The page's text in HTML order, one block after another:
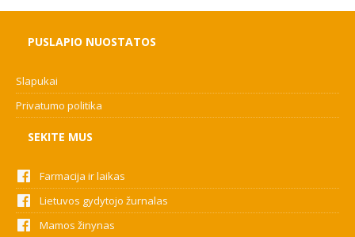
PUSLAPIO NUOSTATOS
Slapukai
Privatumo politika
SEKITE MUS
Farmacija ir laikas
Lietuvos gydytojo žurnalas
Mamos žinynas